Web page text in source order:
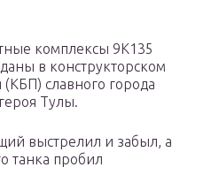
комплексы 9К135
в конструкторском
славного города
Тулы.
выстрелил и забыл, а
танка пробил